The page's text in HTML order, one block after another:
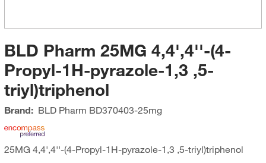
BLD Pharm 25MG 4,4',4''-(4-
Propyl-1H-pyrazole-1,3 ,5-
triyl)triphenol
Brand: BLD Pharm BD370403-25mg
25MG 4,4',4''-(4-Propyl-1H-pyrazole-1,3 ,5-triyl)triphenol